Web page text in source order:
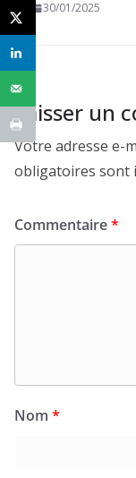
30/01/2025
Laisser un
Votre adresse e-
obligatoires sont
Commentaire*
Nom *